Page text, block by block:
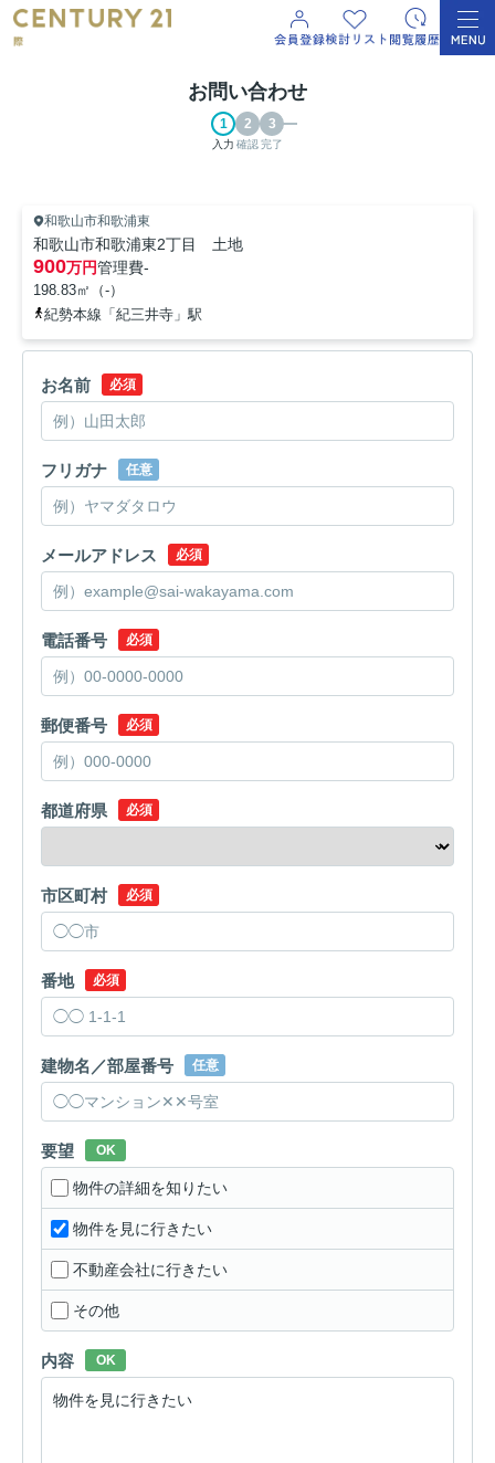
お問い合わせ
入力 確認完了
和歌山市和歌浦東
和歌山市和歌浦東2丁目 土地
900万円管理費-
198.83㎡（-）
紀勢本線「紀三井寺」駅
お名前 必須
フリガナ 任意
メールアドレス 必須
電話番号 必須
郵便番号 必須
都道府県 必須
市区町村 必須
番地 必須
建物名／部屋番号 任意
要望 OK
物件の詳細を知りたい
物件を見に行きたい
不動産会社に行きたい
その他
内容 OK